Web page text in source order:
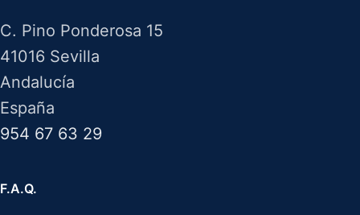
C. Pino Ponderosa 15
41016 Sevilla
Andalucía
España
954 67 63 29
F.A.Q.